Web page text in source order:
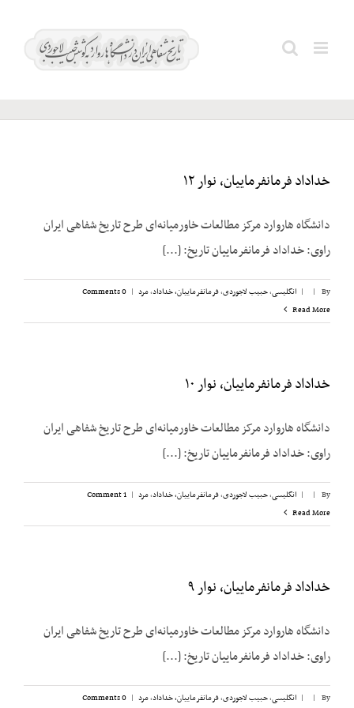
میلادی؛
خداداد فرمانفرماییان، نوار ۱۲
دانشگاه هاروارد مرکز مطالعات خاورمیانه‌ای طرح تاریخ شفاهی ایران
راوی: خداداد فرمانفرماییان تاریخ: [...]
By
|
| انگلیسی,حبیب لاجوردی,فرمانفرماییان، خداداد,مرد |
0 Comments
Read More
خداداد فرمانفرماییان، نوار ۱۰
دانشگاه هاروارد مرکز مطالعات خاورمیانه‌ای طرح تاریخ شفاهی ایران
راوی: خداداد فرمانفرماییان تاریخ: [...]
By
|
| انگلیسی,حبیب لاجوردی,فرمانفرماییان، خداداد,مرد |
1 Comment
Read More
خداداد فرمانفرماییان، نوار ۹
دانشگاه هاروارد مرکز مطالعات خاورمیانه‌ای طرح تاریخ شفاهی ایران
راوی: خداداد فرمانفرماییان تاریخ: [...]
By
|
| انگلیسی,حبیب لاجوردی,فرمانفرماییان، خداداد,مرد |
0 Comments